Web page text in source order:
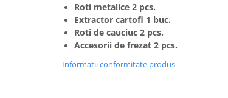
Roti metalice 2 pcs.
Extractor cartofi 1 buc.
Roti de cauciuc 2 pcs.
Accesorii de frezat 2 pcs.
Informatii conformitate produs